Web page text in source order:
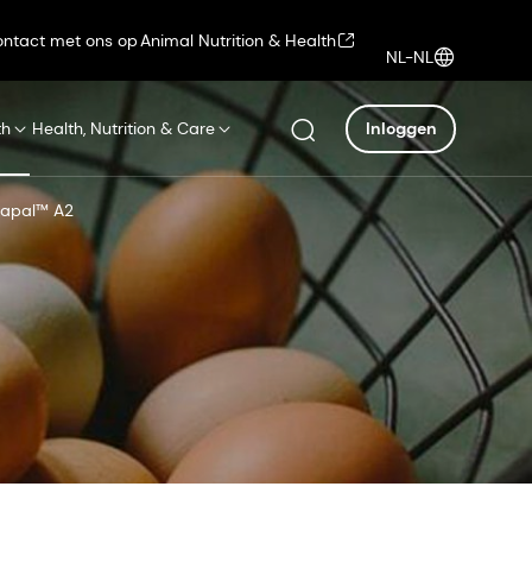
met ons opAnimal Nutrition & Health
NL-NL
Health, Nutrition & Care Inloggen
A2